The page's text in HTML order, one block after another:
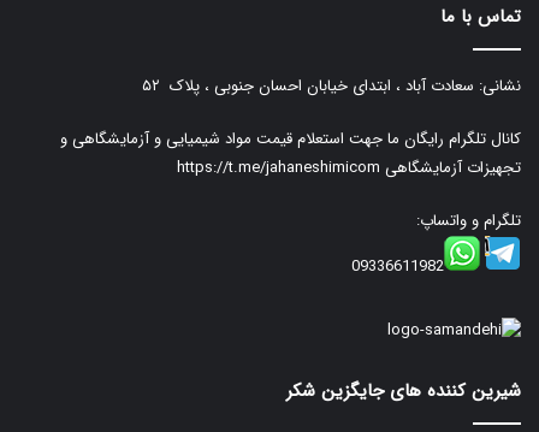
تماس با ما
نشانی: سعادت آباد ، ابتدای خیابان احسان جنوبی ، پلاک ۵۲
کانال تلگرام رایگان ما جهت استعلام قیمت مواد شیمیایی و آزمایشگاهی و
تجهیزات آزمایشگاهی https://t.me/jahaneshimicom
تلگرام و واتساپ:
09336611982
شیرین کننده های جایگزین شکر